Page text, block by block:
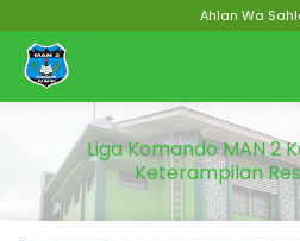
Ahlan Wa Sahlan
Liga Komando MAN 2
Keterampilan